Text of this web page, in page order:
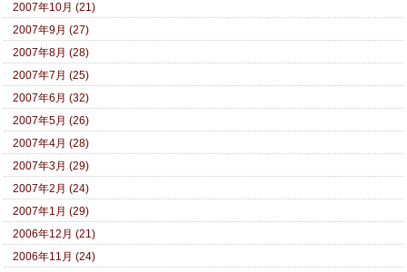
2007年10月 (21)
2007年9月 (27)
2007年8月 (28)
2007年7月 (25)
2007年6月 (32)
2007年5月 (26)
2007年4月 (28)
2007年3月 (29)
2007年2月 (24)
2007年1月 (29)
2006年12月 (21)
2006年11月 (24)